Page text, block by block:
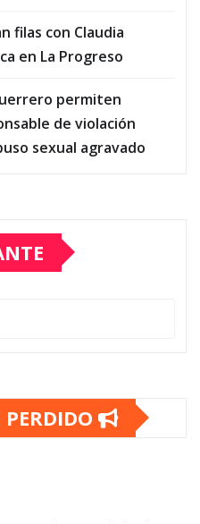
filas con Claudia
en La Progreso
permiten
de violación
sexual agravado
PERDIDO